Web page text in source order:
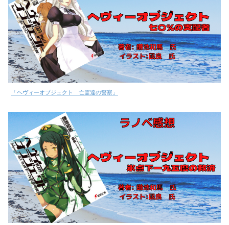
「ヘヴィーオブジェクト 亡霊達の警察」